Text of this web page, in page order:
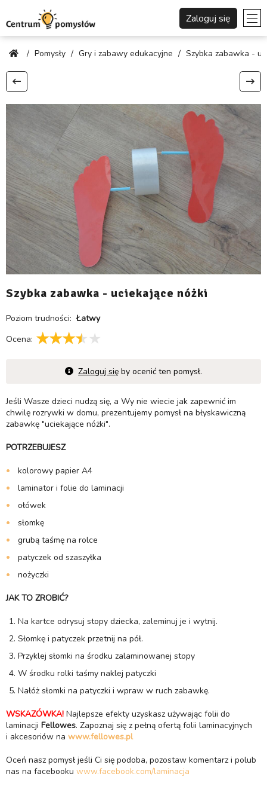
Zaloguj się
/ Pomysły / Gry i zabawy edukacyjne / Szybka zabawka -
Szybka zabawka - uciekające nóżki
Poziom trudności:Łatwy
Ocena:
Zaloguj się by ocenić ten pomysł.
Jeśli Wasze dzieci nudzą się, a Wy nie wiecie jak zapewnić im
chwilę rozrywki w domu, prezentujemy pomysł na błyskawiczną
zabawkę "uciekające nóżki".
POTRZEBUJESZ
kolorowy papier A4
laminator i folie do laminacji
ołówek
słomkę
grubą taśmę na rolce
patyczek od szaszyłka
nożyczki
JAK TO ZROBIĆ?
Na kartce odrysuj stopy dziecka, zaleminuj je i wytnij.
Słomkę i patyczek przetnij na pół.
Przyklej słomki na środku zalaminowanej stopy
W środku rolki taśmy naklej patyczki
Nałóż słomki na patyczki i wpraw w ruch zabawkę.
WSKAZÓWKA! Najlepsze efekty uzyskasz używając folii do
laminacji Fellowes. Zapoznaj się z pełną ofertą folii laminacyjnych
i akcesoriów na www.fellowes.pl
Oceń nasz pomysł jeśli Ci się podoba, pozostaw komentarz i polub
nas na facebooku www.facebook.com/laminacja